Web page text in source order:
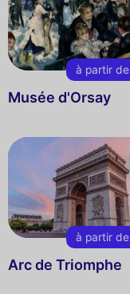
à partir de
Musée d'Orsay
à partir de
Arc de Triomphe